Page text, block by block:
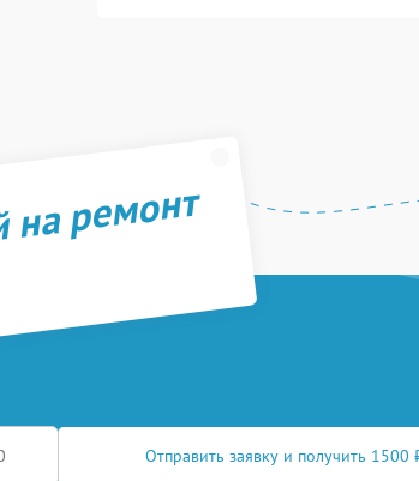
ремонт
Отправить заявку и получить 1500